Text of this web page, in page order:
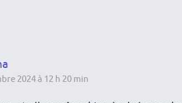
2024 à 12 h 20 min